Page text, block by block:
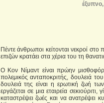
Πέντε άνθρωποι κείτονται νεκροί
επιζών κρατάει στα χέρια του τη
Ο Κον Νίμαντ είναι πρώην
πολεμικός ανταποκριτής, δουλειά
δουλειά της είναι η ερωτική ζωή
εργάζεται σε μια εταιρεία
καταστρέψει ζωές και να ανατρέψει